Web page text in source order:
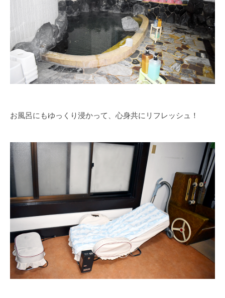
お風呂にもゆっくり浸かって、心身共にリフレッシュ！